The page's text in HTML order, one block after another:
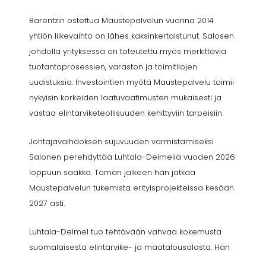
Barentzin ostettua Maustepalvelun vuonna 2014
yhtiön liikevaihto on lähes kaksinkertaistunut. Salosen
johdolla yrityksessä on toteutettu myös merkittäviä
tuotantoprosessien, varaston ja toimitilojen
uudistuksia. Investointien myötä Maustepalvelu toimii
nykyisin korkeiden laatuvaatimusten mukaisesti ja
vastaa elintarviketeollisuuden kehittyviin tarpeisiin.
Johtajavaihdoksen sujuvuuden varmistamiseksi
Salonen perehdyttää Luhtala-Deimeliä vuoden 2026
loppuun saakka. Tämän jälkeen hän jatkaa
Maustepalvelun tukemista erityisprojekteissa kesään
2027 asti.
Luhtala-Deimel tuo tehtävään vahvaa kokemusta
suomalaisesta elintarvike- ja maatalousalasta. Hän